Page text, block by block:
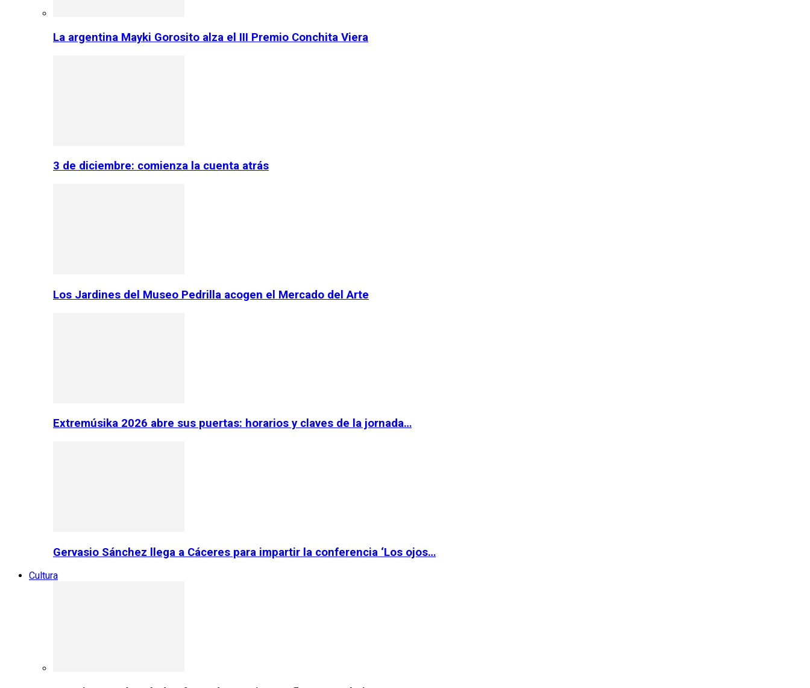
La argentina Mayki Gorosito alza el III Premio Conchita Viera
3 de diciembre: comienza la cuenta atrás
Los Jardines del Museo Pedrilla acogen el Mercado del Arte
Extremúsika 2026 abre sus puertas: horarios y claves de la jornada…
Gervasio Sánchez llega a Cáceres para impartir la conferencia ‘Los ojos…
Cultura